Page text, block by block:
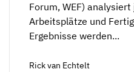
Forum, WEF)
Arbeitsplätze und
Ergebnisse werden...
Rick van Echtelt